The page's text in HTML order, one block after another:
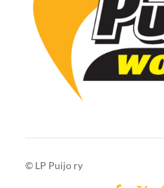
© LP Puijo ry